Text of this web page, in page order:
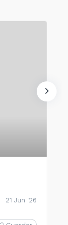
21 Jun '26